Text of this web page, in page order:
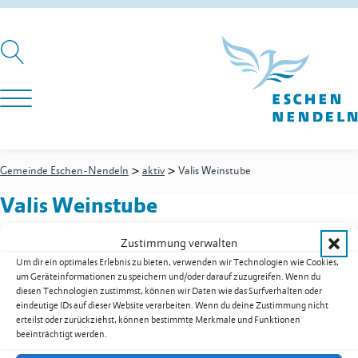
Zustimmung verwalten
Um dir ein optimales Erlebnis zu bieten, verwenden wir Technologien wie Cookies,
um Geräteinformationen zu speichern und/oder darauf zuzugreifen. Wenn du
diesen Technologien zustimmst, können wir Daten wie das Surfverhalten oder
eindeutige IDs auf dieser Website verarbeiten. Wenn du deine Zustimmung nicht
erteilst oder zurückziehst, können bestimmte Merkmale und Funktionen
beeinträchtigt werden.
Gemeinde Eschen-Nendeln > aktiv > Valis Weinstube
Valis Weinstube
Pfrundweg 16
9492Eschen
Festnetz+423 373 64 70
E-Mailvw-vali@adon.li
Imthurn